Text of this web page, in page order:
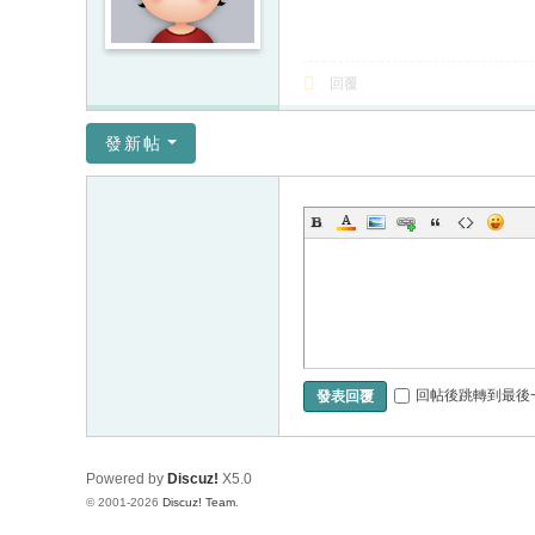
回覆
發新帖
發表回覆 回帖後跳轉到最後
Powered by Discuz! X5.0
© 2001-2026 Discuz! Team